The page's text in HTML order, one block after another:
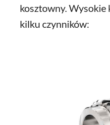
kosztowny. Wysokie
kilku czynników: